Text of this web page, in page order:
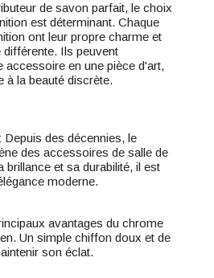
de savon parfait, le choix
est déterminant. Chaque
ont leur propre charme et
Ils peuvent
accessoire en une pièce d'art,
à la beauté discrète.
Depuis des décennies, le
des accessoires de salle de
brillance et sa durabilité, il est
moderne.
avantages du chrome
Un simple chiffon doux et de
son éclat.